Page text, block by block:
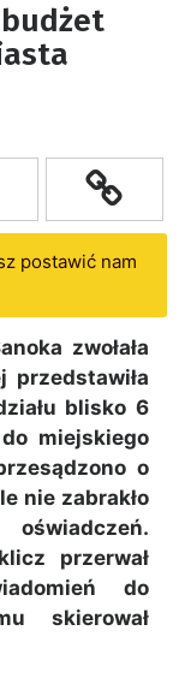
budżet
postawić nam
zwołała
przedstawiła
blisko 6
miejskiego
o
nie zabrakło
przerwał
do
skierował